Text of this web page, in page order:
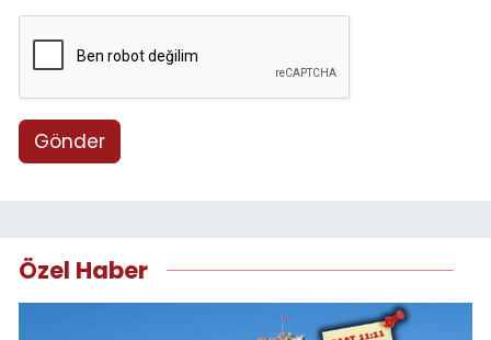
Gönder
Özel Haber